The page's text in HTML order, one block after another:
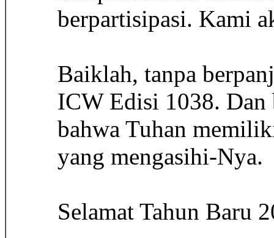
berpartisipasi. Kami
Baiklah, tanpa
ICW Edisi 1038. Dan
bahwa Tuhan
yang mengasihi-Nya.
Selamat Tahun Baru